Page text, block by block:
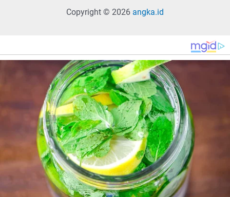
Copyright © 2026 angka.id